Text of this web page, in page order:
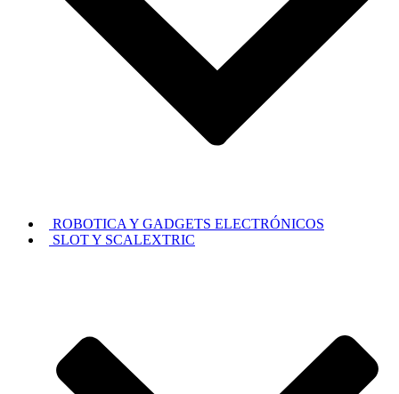
ROBOTICA Y GADGETS ELECTRÓNICOS
SLOT Y SCALEXTRIC